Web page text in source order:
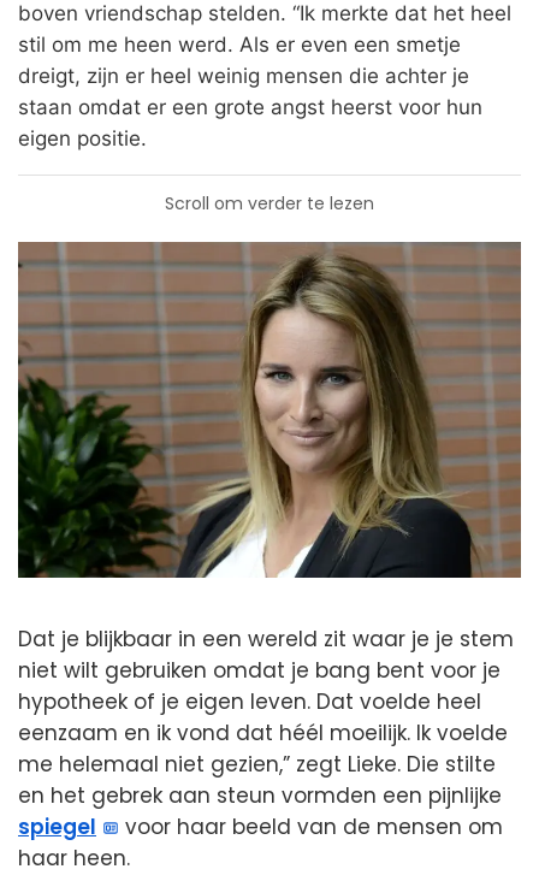
boven vriendschap stelden. “Ik merkte dat het heel
stil om me heen werd. Als er even een smetje
dreigt, zijn er heel weinig mensen die achter je
staan omdat er een grote angst heerst voor hun
eigen positie.
Scroll om verder te lezen
Dat je blijkbaar in een wereld zit waar je je stem
niet wilt gebruiken omdat je bang bent voor je
hypotheek of je eigen leven. Dat voelde heel
eenzaam en ik vond dat héél moeilijk. Ik voelde
me helemaal niet gezien,” zegt Lieke. Die stilte
en het gebrek aan steun vormden een pijnlijke
spiegel
voor haar beeld van de mensen om
haar heen.